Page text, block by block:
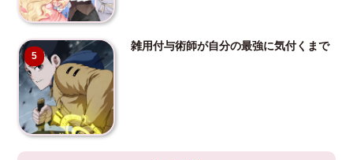
5
雑用付与術師が自分の最強に気付くまで